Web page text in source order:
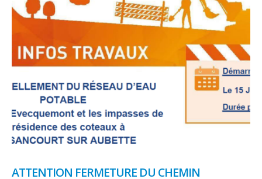
ATTENTION FERMETURE DU CHEMIN